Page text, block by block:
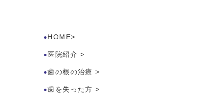
HOME>
医院紹介 >
歯の根の治療 >
歯を失った方 >